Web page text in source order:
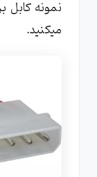
میکنید.